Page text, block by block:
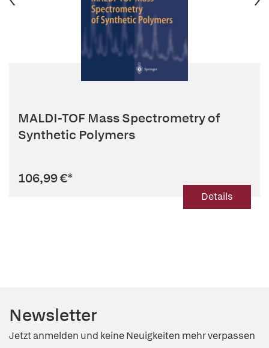
MALDI-TOF Mass Spectrometry of
Synthetic Polymers
106,99 €*
Details
Newsletter
Jetzt anmelden und keine Neuigkeiten mehr verpassen